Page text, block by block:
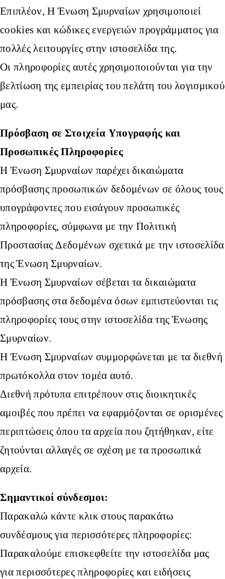
Επιπλέον, Η Ένωση Σμυρναίων χρησιμοποιεί
cookies και κώδικες ενεργειών προγράμματος για
πολλές λειτουργίες στην ιστοσελίδα της.
Οι πληροφορίες αυτές χρησιμοποιούνται για την
βελτίωση της εμπειρίας του πελάτη του λογισμικού
μας.
Πρόσβαση σε Στοιχεία Υπογραφής και
Προσωπικές Πληροφορίες
Η Ένωση Σμυρναίων παρέχει δικαιώματα
πρόσβασης προσωπικών δεδομένων σε όλους τους
υπογράφοντες που εισάγουν προσωπικές
πληροφορίες, σύμφωνα με την Πολιτική
Προστασίας Δεδομένων σχετικά με την ιστοσελίδα
της Ένωση Σμυρναίων.
Η Ένωση Σμυρναίων σέβεται τα δικαιώματα
πρόσβασης στα δεδομένα όσων εμπιστεύονται τις
πληροφορίες τους στην ιστοσελίδα της Ένωσης
Σμυρναίων.
Η Ένωση Σμυρναίων συμμορφώνεται με τα διεθνή
πρωτόκολλα στον τομέα αυτό.
Διεθνή πρότυπα επιτρέπουν στις διοικητικές
αμοιβές που πρέπει να εφαρμόζονται σε ορισμένες
περιπτώσεις όπου τα αρχεία που ζητήθηκαν, είτε
ζητούνται αλλαγές σε σχέση με τα προσωπικά
αρχεία.
Σημαντικοί σύνδεσμοι:
Παρακαλώ κάντε κλικ στους παρακάτω
συνδέσμους για περισσότερες πληροφορίες:
Παρακαλούμε επισκεφθείτε την ιστοσελίδα μας
για περισσότερες πληροφορίες και ειδήσεις